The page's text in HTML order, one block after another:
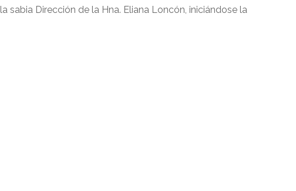
sabia Dirección de la Hna. Eliana Loncón, iniciándose la